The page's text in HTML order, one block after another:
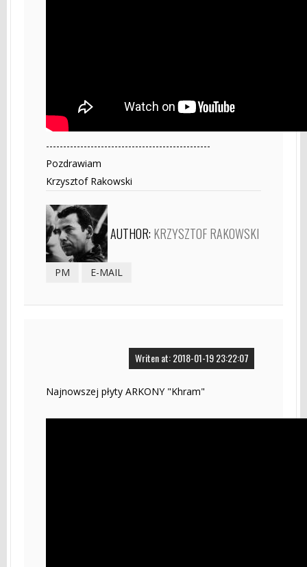
------------------------------------------------
Pozdrawiam
Krzysztof Rakowski
AUTHOR: KRZYSZTOF RAKOWSKI
PM E-MAIL
Writen at: 2018-01-19 23:22:07
Najnowszej płyty ARKONY "Khram"